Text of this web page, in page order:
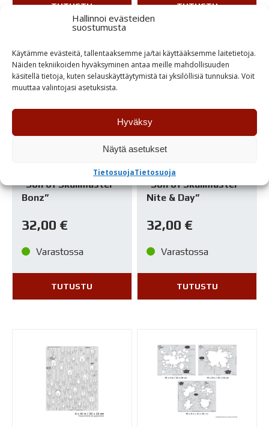
Hallinnoi evästeiden
suostumusta
Käytämme evästeitä, tallentaaksemme ja/tai käyttääksemme laitetietoja.
Näiden tekniikoiden hyväksyminen antaa meille mahdollisuuden
käsitellä tietoja, kuten selauskäyttäytymistä tai yksilöllisiä tunnuksia. Voit
muuttaa valintojasi asetuksista.
Hyväksy
Näytä asetukset
TietosuojaTietosuoja
TUTUSTU TUTUSTU
SAPLUUNA ARTOOL
”Son of Skullmaster
Bonz”
32,00 €
Varastossa
TUTUSTU
SAPLUUNA ARTOOL
”Son of Skullmaster
Nite & Day”
32,00 €
Varastossa
TUTUSTU